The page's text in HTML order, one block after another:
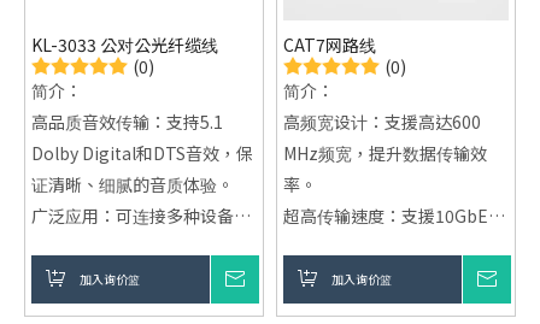
KL-3033 公对公光纤缆线
(0)
简介：
高品质音效传输：支持5.1
Dolby Digital和DTS音效，保
证清晰、细腻的音质体验。
广泛应用：可连接多种设备，
系统等。
耐用设计：採用多层包覆技术
加入询价篮
CAT7网路线
(0)
简介：
高频宽设计：支援高达600
MHz频宽，提升数据传输效
率。
超高传输速度：支援10GbE，
抗干扰屏蔽技术：採用全面屏
蔽设计，减少外部干扰，确保
加入询价篮